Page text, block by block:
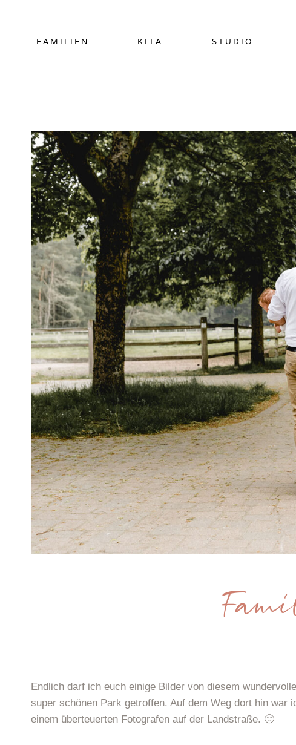
springenFAMILIEN KITA STUDIO
Endlich darf ich euch einige Bilder von diesem
super schönen Park getroffen. Auf dem Weg dort hin war
einem überteuerten Fotografen auf der Landstraße. 🙂